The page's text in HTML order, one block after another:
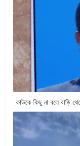
কাউকে কিছু না বলে